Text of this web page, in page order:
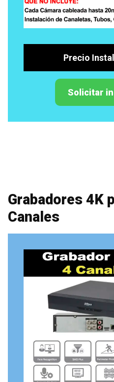
Precio
Solicitar
Grabadores 4K
Canales